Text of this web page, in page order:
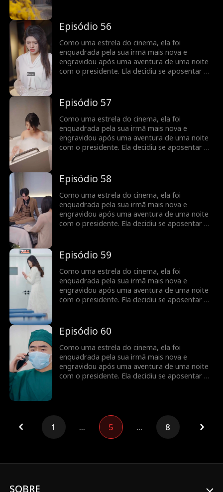
após uma aventura de uma noite? Revelando
a vida cinematográfica da estrela do cinema!
Episódio 56
Como uma estrela do cinema, ela foi
enquadrada pela sua irmã mais nova e
engravidou após uma aventura de uma noite
com o presidente. Ela decidiu se aposentar do
após uma aventura de uma noite? Revelando
a vida cinematográfica da estrela do cinema!
Episódio 57
Como uma estrela do cinema, ela foi
enquadrada pela sua irmã mais nova e
engravidou após uma aventura de uma noite
com o presidente. Ela decidiu se aposentar do
após uma aventura de uma noite? Revelando
a vida cinematográfica da estrela do cinema!
Episódio 58
Como uma estrela do cinema, ela foi
enquadrada pela sua irmã mais nova e
engravidou após uma aventura de uma noite
com o presidente. Ela decidiu se aposentar do
após uma aventura de uma noite? Revelando
a vida cinematográfica da estrela do cinema!
Episódio 59
Como uma estrela do cinema, ela foi
enquadrada pela sua irmã mais nova e
engravidou após uma aventura de uma noite
com o presidente. Ela decidiu se aposentar do
após uma aventura de uma noite? Revelando
a vida cinematográfica da estrela do cinema!
Episódio 60
Como uma estrela do cinema, ela foi
enquadrada pela sua irmã mais nova e
engravidou após uma aventura de uma noite
com o presidente. Ela decidiu se aposentar do
a vida cinematográfica da estrela do cinema!
1 ... 5 ... 8
SOBRE